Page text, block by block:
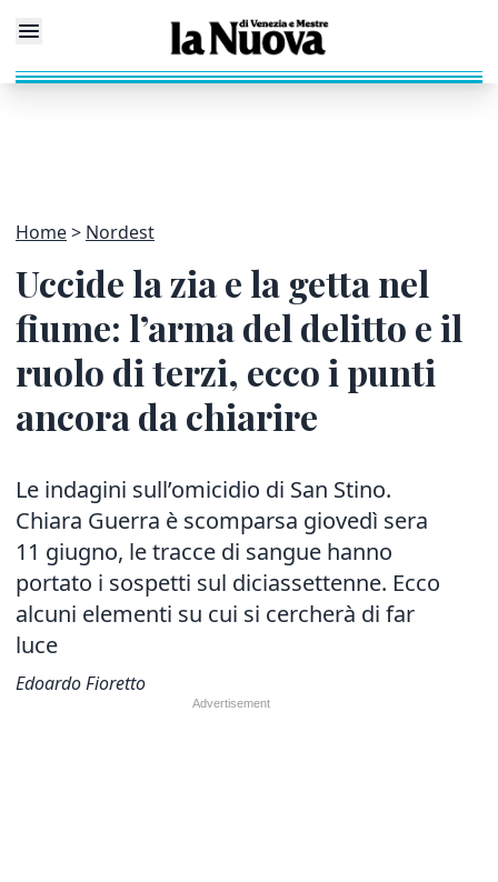
Home Nordest
Uccide la zia e la getta nel
fiume: l’arma del delitto e il
ruolo di terzi, ecco i punti
ancora da chiarire
Le indagini sull’omicidio di San Stino.
Chiara Guerra è scomparsa giovedì sera
11 giugno, le tracce di sangue hanno
portato i sospetti sul diciassettenne. Ecco
alcuni elementi su cui si cercherà di far
luce
Edoardo Fioretto